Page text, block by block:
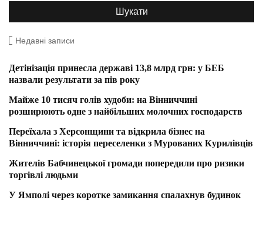
Недавні записи
Детінізація принесла державі 13,8 млрд грн: у БЕБ
назвали результати за пів року
Майже 10 тисяч голів худоби: на Вінниччині
розширюють одне з найбільших молочних господарств
Переїхала з Херсонщини та відкрила бізнес на
Вінниччині: історія переселенки з Мурованих Курилівців
Жителів Бабчинецької громади попередили про ризики
торгівлі людьми
У Ямполі через коротке замикання спалахнув будинок